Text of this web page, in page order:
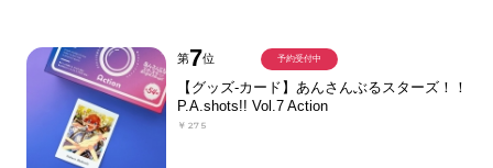
第7位
【グッズ-カード】あんさんぶるスターズ！！
P.A.shots!! Vol.7 Action
￥275
予約受付中